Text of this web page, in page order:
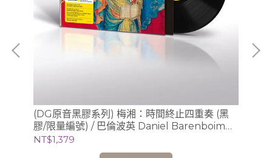
(DG原音黑膠系列) 梅湘：時間終止四重奏 (黑
膠/限量編號) / 巴倫波英 Daniel Barenboim
(鋼琴)
NT$1,379